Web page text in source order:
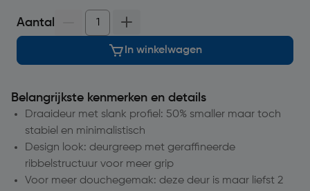
Aantal
In winkelwagen
Belangrijkste kenmerken en details
Draaideur met slank profiel: 50% smaller maar toch
stabiel en minimalistisch
Design look: deurgreep met geraffineerde
ribbelstructuur voor meer grip
Voor meer douchegemak: deze deur is maar liefst 2